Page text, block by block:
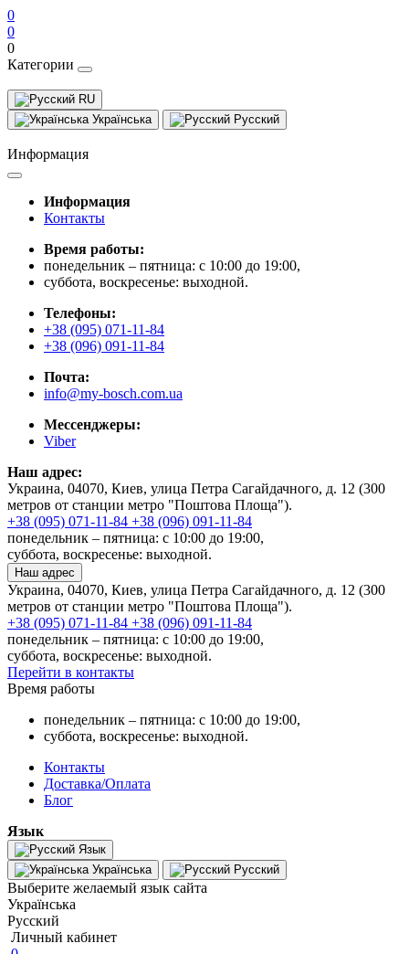
0
0
0
Категории
RU
Українська
Русский
Информация
Информация
Контакты
Время работы:
понедельник – пятница: с 10:00 до 19:00,
суббота, воскресенье: выходной.
Телефоны:
+38 (095) 071-11-84
+38 (096) 091-11-84
Почта:
info@my-bosch.com.ua
Мессенджеры:
Viber
Наш адрес:
Украина, 04070, Киев, улица Петра Сагайдачного, д. 12 (300
метров от станции метро "Поштова Площа").
+38 (095) 071-11-84 +38 (096) 091-11-84
понедельник – пятница: с 10:00 до 19:00,
суббота, воскресенье: выходной.
Наш адрес
Украина, 04070, Киев, улица Петра Сагайдачного, д. 12 (300
метров от станции метро "Поштова Площа").
+38 (095) 071-11-84 +38 (096) 091-11-84
понедельник – пятница: с 10:00 до 19:00,
суббота, воскресенье: выходной.
Перейти в контакты
Время работы
понедельник – пятница: с 10:00 до 19:00,
суббота, воскресенье: выходной.
Контакты
Доставка/Оплата
Блог
Язык
Язык
Українська
Русский
Выберите желаемый язык сайта
Українська
Русский
Личный кабинет